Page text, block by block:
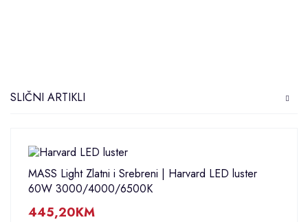
SLIČNI ARTIKLI
MASS Light Zlatni i Srebreni | Harvard LED luster
60W 3000/4000/6500K
445,20KM